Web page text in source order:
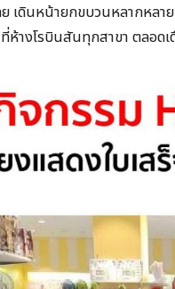
เดินหน้ายกขบวนหลากหลา
ห้างโรบินสันทุกสาขา ตลอด